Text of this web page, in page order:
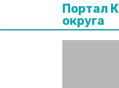
Портал
округа